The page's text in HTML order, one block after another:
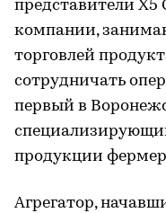
представители X5
компании,
торговлей
сотрудничать
первый в
продукции
Агрегатор,